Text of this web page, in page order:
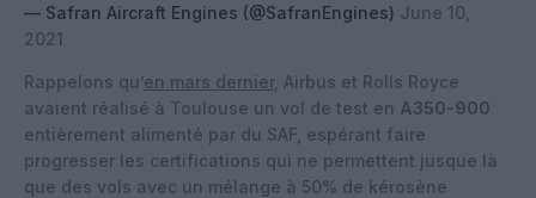
— Safran Aircraft Engines (@SafranEngines) June 10,
2021
Rappelons qu’en mars dernier, Airbus et Rolls Royce
avaient réalisé à Toulouse un vol de test en A350-900
entièrement alimenté par du SAF, espérant faire
progresser les certifications qui ne permettent jusque là
que des vols avec un mélange à 50% de kérosène